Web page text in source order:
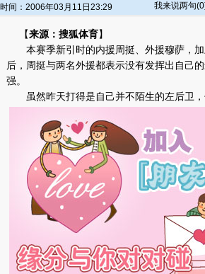
时间：2006年03月11日23:29 我来说两句(0
【来源：搜狐体育】
本赛季新引时的内援周挺、外援穆萨，加
后，周挺与两名外援都表示没有发挥出自己
强。
虽然昨天打得是自己并不陌生的左后卫，